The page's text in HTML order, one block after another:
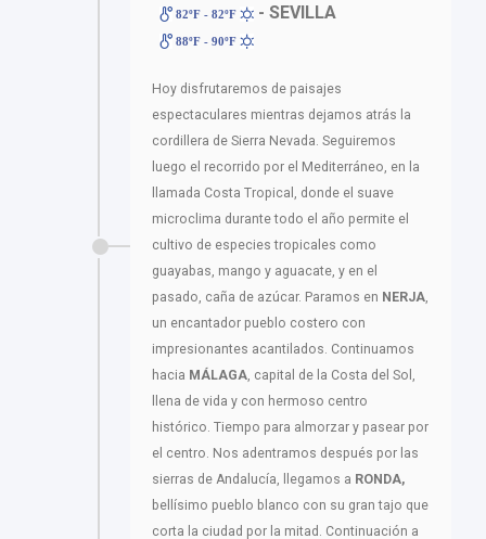
82ºF - 82ºF - SEVILLA
88ºF - 90ºF
Hoy disfrutaremos de paisajes
espectaculares mientras dejamos atrás la
cordillera de Sierra Nevada. Seguiremos
luego el recorrido por el Mediterráneo, en la
llamada Costa Tropical, donde el suave
microclima durante todo el año permite el
cultivo de especies tropicales como
guayabas, mango y aguacate, y en el
pasado, caña de azúcar. Paramos en NERJA,
un encantador pueblo costero con
impresionantes acantilados. Continuamos
hacia MÁLAGA, capital de la Costa del Sol,
llena de vida y con hermoso centro
histórico. Tiempo para almorzar y pasear por
el centro. Nos adentramos después por las
sierras de Andalucía, llegamos a RONDA,
bellísimo pueblo blanco con su gran tajo que
corta la ciudad por la mitad. Continuación a